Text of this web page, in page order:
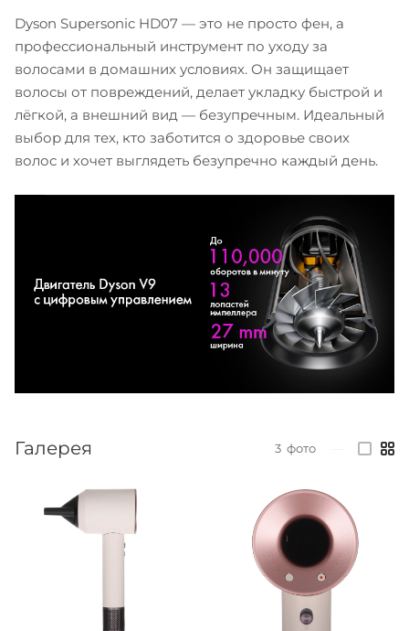
Dyson Supersonic HD07 — это не просто фен, а
профессиональный инструмент по уходу за
волосами в домашних условиях. Он защищает
волосы от повреждений, делает укладку быстрой и
лёгкой, а внешний вид — безупречным. Идеальный
выбор для тех, кто заботится о здоровье своих
волос и хочет выглядеть безупречно каждый день.
Галерея 3 фото